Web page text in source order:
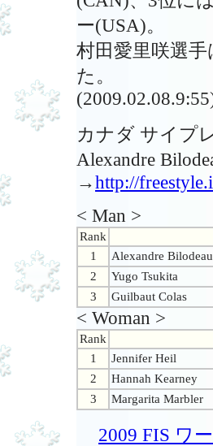
ー(USA)。
村田愛里咲選
た。
カナダ サイプ
Alexandre
→http://
< Man >
Rank
1
Alexandre Bilodeau
2
Yugo Tsukita
3
Guilbaut Colas
< Woman >
Rank
1
Jennifer Heil
2
Hannah Kearney
3
Margarita Marbler
2009 FIS ワ